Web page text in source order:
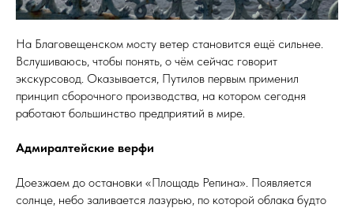
На Благовещенском мосту ветер становится ещё сильнее.
Вслушиваюсь, чтобы понять, о чём сейчас говорит
экскурсовод. Оказывается, Путилов первым применил
принцип сборочного производства, на котором сегодня
работают большинство предприятий в мире.
Адмиралтейские верфи
Доезжаем до остановки «Площадь Репина». Появляется
солнце, небо заливается лазурью, по которой облака будто